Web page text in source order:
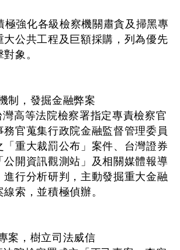
極強化各級檢察機關肅貪及掃黑專
大公共工程及巨額採購，列為優先
象。
制，發掘金融弊案
灣高等法院檢察署指定專責檢察官
務官蒐集行政院金融監督管理委員
「重大裁罰公布」案件、台灣證券
公開資訊觀測站」及相關媒體報導
進行分析研判，主動發掘重大金融
索，並積極偵辦。
案，樹立司法威信